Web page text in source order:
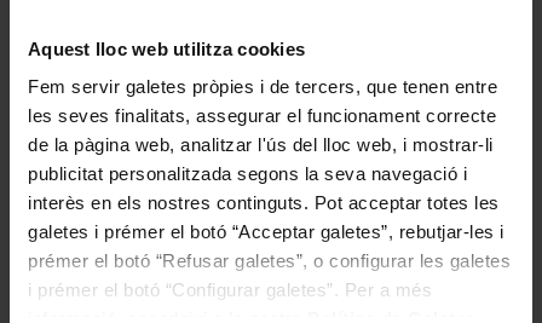
Aquest lloc web utilitza cookies
Fem servir galetes pròpies i de tercers, que tenen entre
les seves finalitats, assegurar el funcionament correcte
de la pàgina web, analitzar l'ús del lloc web, i mostrar-li
publicitat personalitzada segons la seva navegació i
interès en els nostres continguts. Pot acceptar totes les
galetes i prémer el botó “Acceptar galetes”, rebutjar-les i
prémer el botó “Refusar galetes”, o configurar les galetes
i prémer el botó “Configurar galetes”. Per a més
Aix
29,90 €
AFEGIR